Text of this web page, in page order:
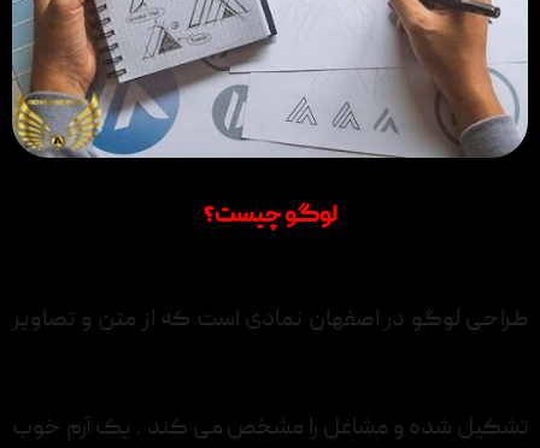
لوگو چیست؟
طراحی لوگو در اصفهان نمادی است که از متن و تصاویر
تشکیل شده و مشاغل را مشخص می کند . یک آرم خوب